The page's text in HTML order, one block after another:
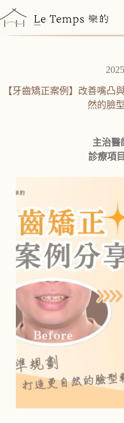
至
主
【牙齒矯正案例】改善嘴凸
然的臉
主治醫
診療項目